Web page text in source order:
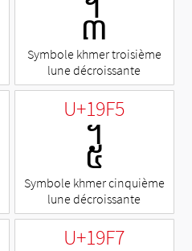
᧳
Symbole khmer troisième
lune décroissante
U+19F5
᧵
Symbole khmer cinquième
lune décroissante
U+19F7